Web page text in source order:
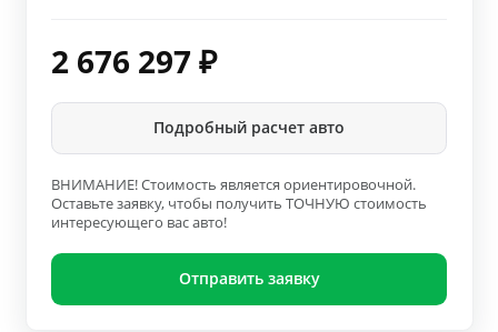
2 676 297 ₽
Подробный расчет авто
ВНИМАНИЕ! Стоимость является ориентировочной.
Оставьте заявку, чтобы получить ТОЧНУЮ стоимость
интересующего вас авто!
Отправить заявку